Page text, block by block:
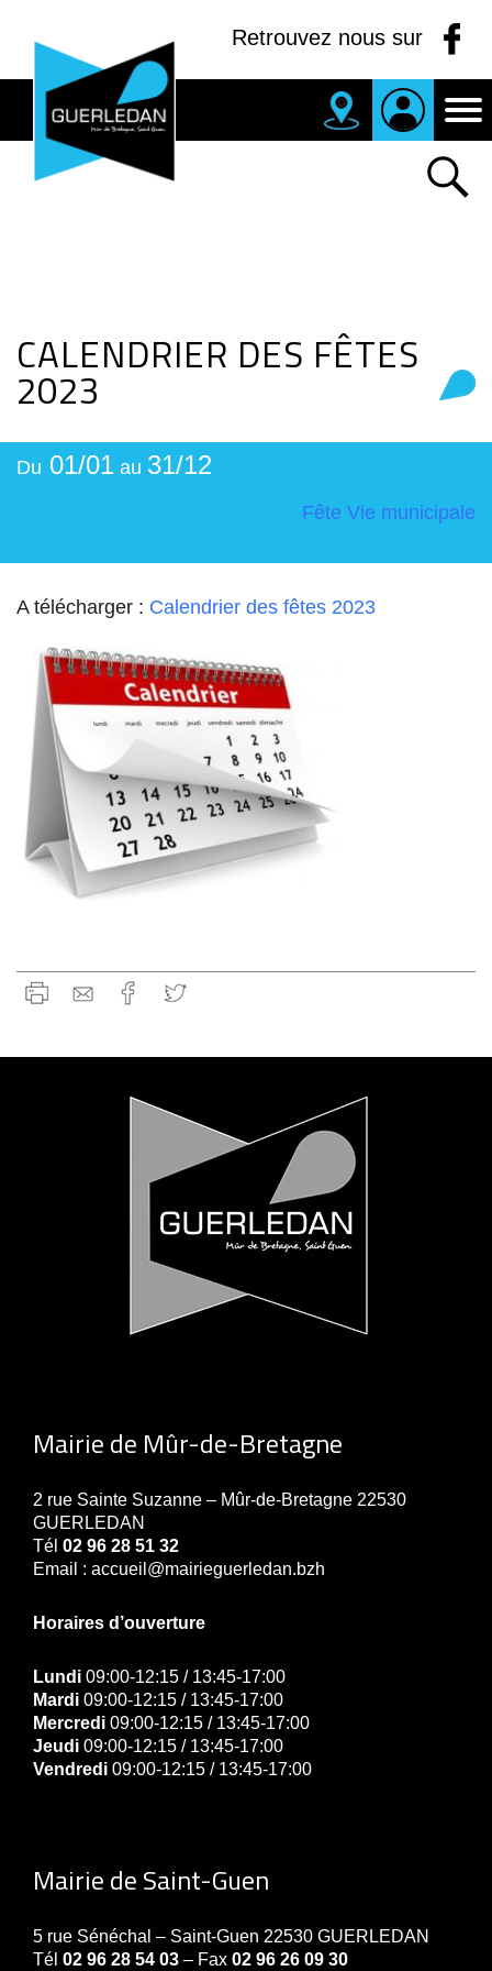
Retrouvez nous sur
CALENDRIER DES FÊTES
2023
Du 01/01 au 31/12
Fête Vie municipale
A télécharger : Calendrier des fêtes 2023
Mairie de Mûr-de-Bretagne
2 rue Sainte Suzanne – Mûr-de-Bretagne 22530
GUERLEDAN
Tél 02 96 28 51 32
Email : accueil@mairieguerledan.bzh
Horaires d’ouverture
Lundi 09:00-12:15 / 13:45-17:00
Mardi 09:00-12:15 / 13:45-17:00
Mercredi 09:00-12:15 / 13:45-17:00
Jeudi 09:00-12:15 / 13:45-17:00
Vendredi 09:00-12:15 / 13:45-17:00
Mairie de Saint-Guen
5 rue Sénéchal – Saint-Guen 22530 GUERLEDAN
Tél 02 96 28 54 03 – Fax 02 96 26 09 30